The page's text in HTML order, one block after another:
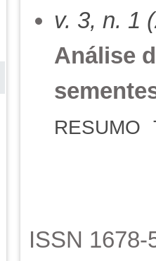
v. 3, n. 1
Análise
RESUMO
ISSN